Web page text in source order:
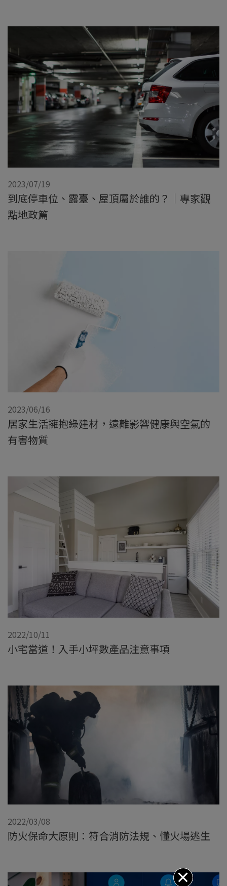
2023/07/19
到底停車位、露臺、屋頂屬於誰的？｜專家觀
點地政篇
2023/06/16
居家生活擁抱綠建材，遠離影響健康與空氣的
有害物質
2022/10/11
小宅當道！入手小坪數產品注意事項
2022/03/08
防火保命大原則：符合消防法規、懂火場逃生